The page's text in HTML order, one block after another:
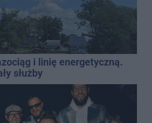
i linię energetyczną.
służby